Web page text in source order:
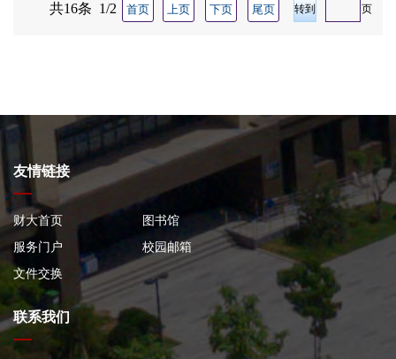
共16条 1/2 首页 上页 下页 尾页 页
友情链接
财大首页
图书馆
服务门户
校园邮箱
文件交换
联系我们